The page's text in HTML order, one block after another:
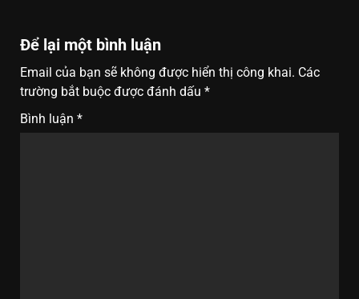
Để lại một bình luận
Email của bạn sẽ không được hiển thị công khai. Các
trường bắt buộc được đánh dấu *
Bình luận *